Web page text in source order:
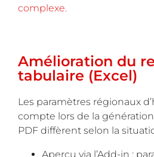
complexe.
Amélioration du
tabulaire (Excel)
Les paramètres régionaux
compte lors de la
PDF diffèrent selon la
Aperçu via l’Add-in :